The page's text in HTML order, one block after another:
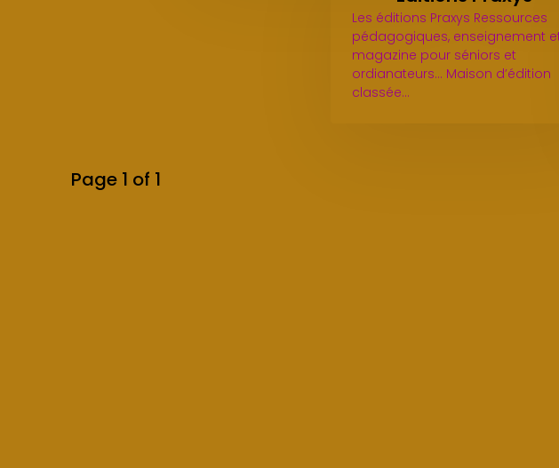
Les éditions Praxys Ressources
pédagogiques, enseignement
magazine pour séniors et
ordianateurs... Maison d’édition
classée…
Page 1 of 1